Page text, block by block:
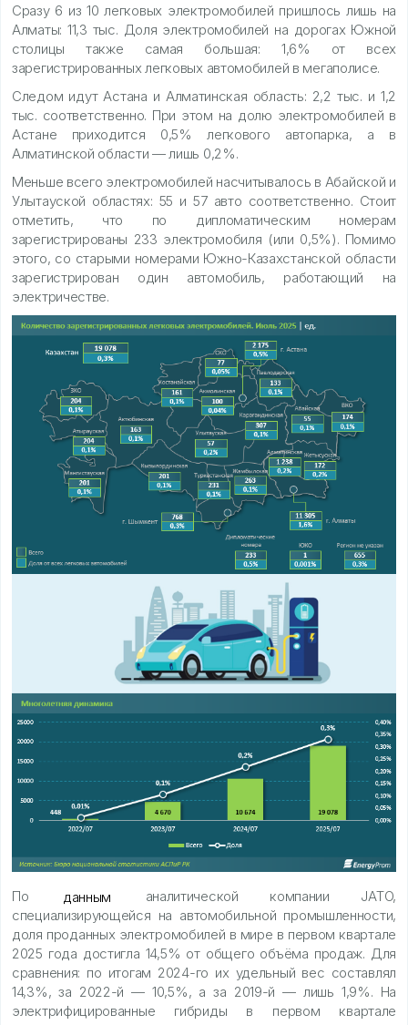
Сразу 6 из 10 легковых электромобилей пришлось лишь на
Алматы: 11,3 тыс. Доля электромобилей на дорогах Южной
столицы также самая большая: 1,6% от всех
зарегистрированных легковых автомобилей в мегаполисе.
Следом идут Астана и Алматинская область: 2,2 тыс. и 1,2
тыс. соответственно. При этом на долю электромобилей в
Астане приходится 0,5% легкового автопарка, а в
Алматинской области — лишь 0,2%.
Меньше всего электромобилей насчитывалось в Абайской и
Улытауской областях: 55 и 57 авто соответственно. Стоит
отметить, что по дипломатическим номерам
зарегистрированы 233 электромобиля (или 0,5%). Помимо
этого, со старыми номерами Южно-Казахстанской области
зарегистрирован один автомобиль, работающий на
электричестве.
По данным
аналитической компании JATO,
специализирующейся на автомобильной промышленности,
доля проданных электромобилей в мире в первом квартале
2025 года достигла 14,5% от общего объёма продаж. Для
сравнения: по итогам 2024-го их удельный вес составлял
14,3%, за 2022-й — 10,5%, а за 2019-й — лишь 1,9%. На
электрифицированные гибриды в первом квартале